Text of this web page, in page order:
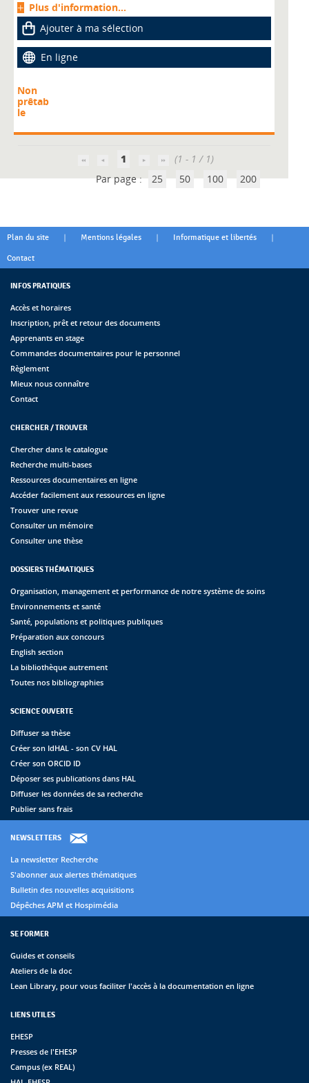
Plus d'information...
Ajouter à ma sélection
En ligne
Non
prêtab
le
1
(1 - 1 / 1)
Par page : 25 50 100 200
Plan du site | Mentions légales | Informatique et libertés |
Contact
INFOS PRATIQUES
Accès et horaires
Inscription, prêt et retour des documents
Apprenants en stage
Commandes documentaires pour le personnel
Règlement
Mieux nous connaître
Contact
CHERCHER / TROUVER
Chercher dans le catalogue
Recherche multi-bases
Ressources documentaires en ligne
Accéder facilement aux ressources en ligne
Trouver une revue
Consulter un mémoire
Consulter une thèse
DOSSIERS THÉMATIQUES
Organisation, management et performance de notre système de soins
Environnements et santé
Santé, populations et politiques publiques
Préparation aux concours
English section
La bibliothèque autrement
Toutes nos bibliographies
SCIENCE OUVERTE
Diffuser sa thèse
Créer son IdHAL - son CV HAL
Créer son ORCID ID
Déposer ses publications dans HAL
Diffuser les données de sa recherche
Publier sans frais
NEWSLETTERS
La newsletter Recherche
S'abonner aux alertes thématiques
Bulletin des nouvelles acquisitions
Dépêches APM et Hospimédia
SE FORMER
Guides et conseils
Ateliers de la doc
Lean Library, pour vous faciliter l'accès à la documentation en ligne
LIENS UTILES
EHESP
Presses de l'EHESP
Campus (ex REAL)